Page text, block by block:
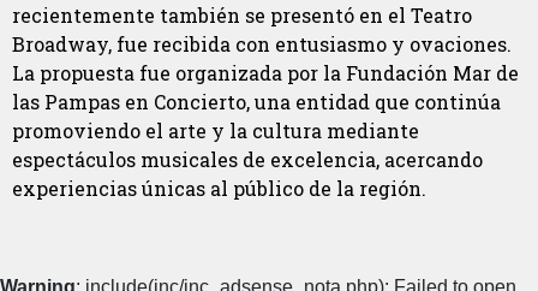
recientemente también se presentó en el Teatro
Broadway, fue recibida con entusiasmo y ovaciones.
La propuesta fue organizada por la Fundación Mar de
las Pampas en Concierto, una entidad que continúa
promoviendo el arte y la cultura mediante
espectáculos musicales de excelencia, acercando
experiencias únicas al público de la región.
Warning: include(inc/inc_adsense_nota.php): Failed to open